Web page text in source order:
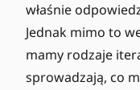
właśnie
Jednak mimo to
mamy rodzaje
sprowadzają, co